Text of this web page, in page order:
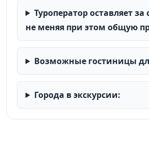
Туроператор оставляет
не меняя при этом общую
Возможные гостиницы
Города в экскурсии: